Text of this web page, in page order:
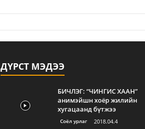
ДҮРСТ МЭДЭЭ
БИЧЛЭГ: “ЧИНГИС ХААН”
анимэйшн хоёр жилийн
хугацаанд бүтжээ
Соёл урлаг 2018.04.4